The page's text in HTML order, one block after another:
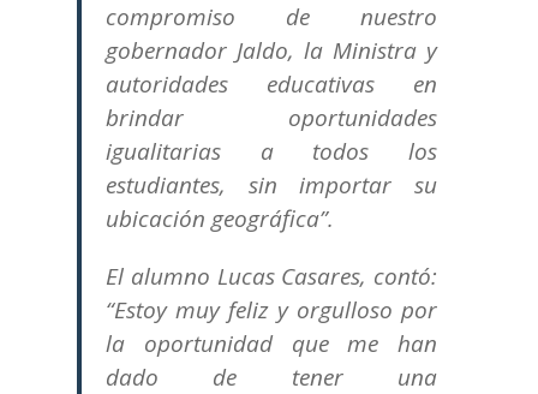
compromiso de nuestro
gobernador Jaldo, la Ministra y
autoridades educativas en
brindar oportunidades
igualitarias a todos los
estudiantes, sin importar su
ubicación geográfica”.
El alumno Lucas Casares, contó:
“Estoy muy feliz y orgulloso por
la oportunidad que me han
dado de tener una